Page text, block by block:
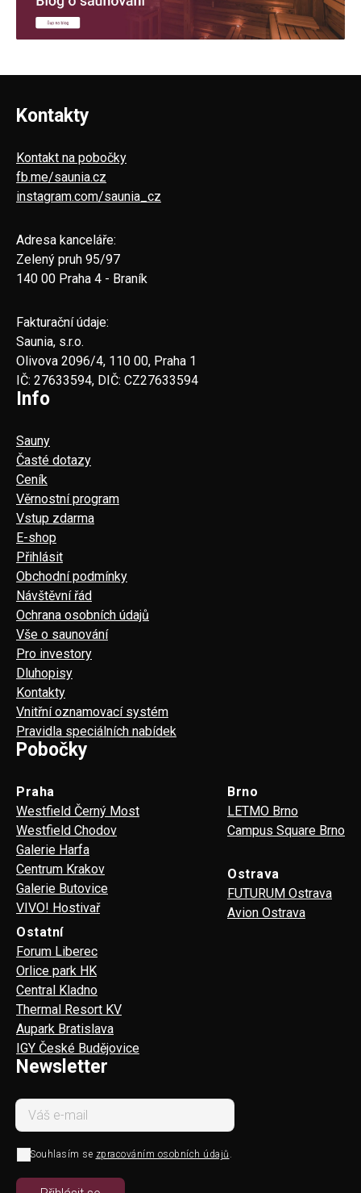
Kontakty
Kontakt na pobočky
fb.me/saunia.cz
instagram.com/saunia_cz
Adresa kanceláře:
Zelený pruh 95/97
140 00 Praha 4 - Braník
Fakturační údaje:
Saunia, s.r.o.
Olivova 2096/4, 110 00, Praha 1
IČ: 27633594, DIČ: CZ27633594
Info
Sauny
Časté dotazy
Ceník
Věrnostní program
Vstup zdarma
E-shop
Přihlásit
Obchodní podmínky
Návštěvní řád
Ochrana osobních údajů
Vše o saunování
Pro investory
Dluhopisy
Kontakty
Vnitřní oznamovací systém
Pravidla speciálních nabídek
Pobočky
Praha
Westfield Černý Most
Westfield Chodov
Galerie Harfa
Centrum Krakov
Galerie Butovice
VIVO! Hostivař
Brno
LETMO Brno
Campus Square Brno
Ostrava
FUTURUM Ostrava
Avion Ostrava
Ostatní
Forum Liberec
Orlice park HK
Central Kladno
Thermal Resort KV
Aupark Bratislava
IGY České Budějovice
Newsletter
Souhlasím se zpracováním osobních údajů .